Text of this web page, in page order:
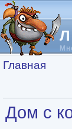
Перейти к
Вы здесь
Главная
Дом с